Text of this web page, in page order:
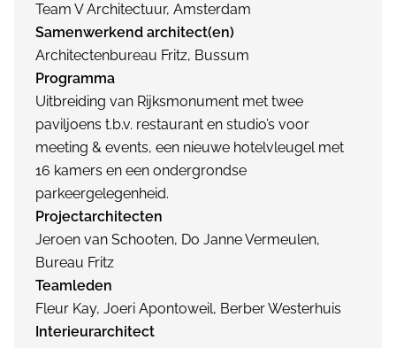
Team V Architectuur, Amsterdam
Samenwerkend architect(en)
Architectenbureau Fritz, Bussum
Programma
Uitbreiding van Rijksmonument met twee
paviljoens t.b.v. restaurant en studio’s voor
meeting & events, een nieuwe hotelvleugel met
16 kamers en een ondergrondse
parkeergelegenheid.
Projectarchitecten
Jeroen van Schooten, Do Janne Vermeulen,
Bureau Fritz
Teamleden
Fleur Kay, Joeri Apontoweil, Berber Westerhuis
Interieurarchitect